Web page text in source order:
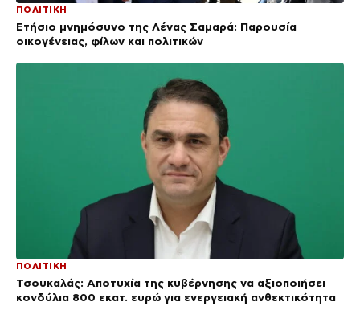
ΠΟΛΙΤΙΚΗ
Ετήσιο μνημόσυνο της Λένας Σαμαρά: Παρουσία
οικογένειας, φίλων και πολιτικών
ΠΟΛΙΤΙΚΗ
Τσουκαλάς: Αποτυχία της κυβέρνησης να αξιοποιήσει
κονδύλια 800 εκατ. ευρώ για ενεργειακή ανθεκτικότητα